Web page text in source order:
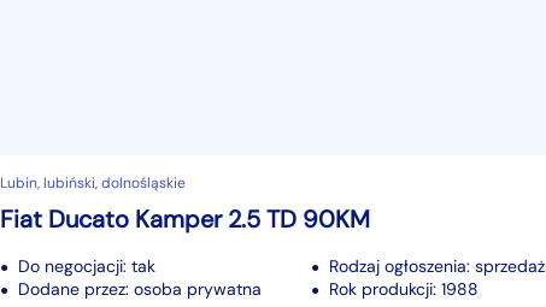
Lubin, lubiński, dolnośląskie
Fiat Ducato Kamper 2.5 TD 90KM
Do negocjacji: tak
Dodane przez: osoba prywatna
Rodzaj ogłoszenia: sprzedaż
Rok produkcji: 1988